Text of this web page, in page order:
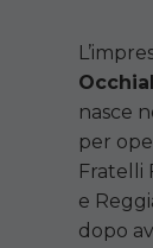
nasce
per
Fratelli
e
dopo